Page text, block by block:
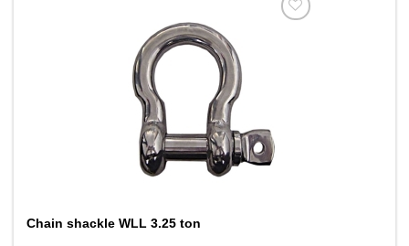
Chain shackle WLL 3.25 ton